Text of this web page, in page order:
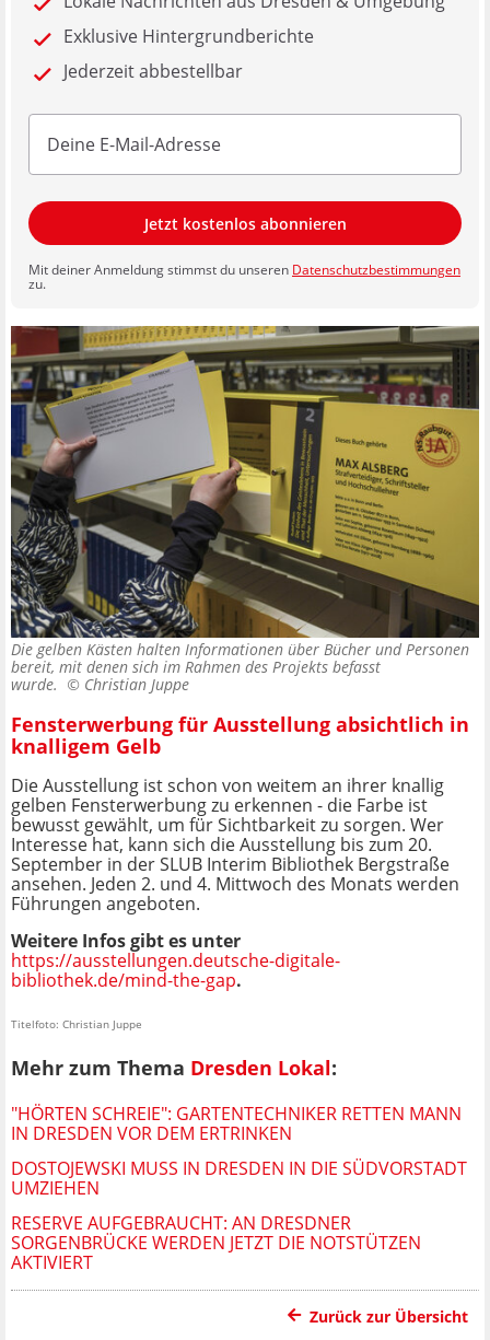
Exklusive Hintergrundberichte
Jederzeit abbestellbar
Jetzt kostenlos abonnieren
Mit deiner Anmeldung stimmst du unseren Datenschutzbestimmungen
zu.
Die gelben Kästen halten Informationen über Bücher und Personen
bereit, mit denen sich im Rahmen des Projekts befasst
wurde. © Christian Juppe
Fensterwerbung für Ausstellung absichtlich in
knalligem Gelb
Die Ausstellung ist schon von weitem an ihrer knallig
gelben Fensterwerbung zu erkennen - die Farbe ist
bewusst gewählt, um für Sichtbarkeit zu sorgen. Wer
Interesse hat, kann sich die Ausstellung bis zum 20.
September in der SLUB Interim Bibliothek Bergstraße
ansehen. Jeden 2. und 4. Mittwoch des Monats werden
Führungen angeboten.
Weitere Infos gibt es unter
https://ausstellungen.deutsche-digitale-
bibliothek.de/mind-the-gap.
Titelfoto: Christian Juppe
Mehr zum Thema Dresden Lokal:
"HÖRTEN SCHREIE": GARTENTECHNIKER RETTEN MANN
IN DRESDEN VOR DEM ERTRINKEN
DOSTOJEWSKI MUSS IN DRESDEN IN DIE SÜDVORSTADT
UMZIEHEN
RESERVE AUFGEBRAUCHT: AN DRESDNER
SORGENBRÜCKE WERDEN JETZT DIE NOTSTÜTZEN
AKTIVIERT
Zurück zur Übersicht